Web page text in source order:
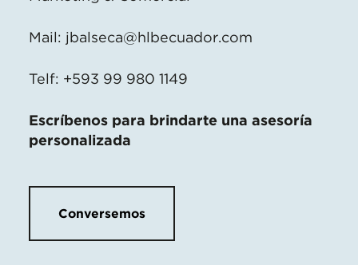
Mail: jbalseca@hlbecuador.com
Telf: +593 99 980 1149
Escríbenos para brindarte una asesoría
personalizada
Conversemos